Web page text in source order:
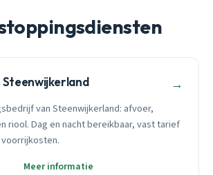
→
van Steenwijkerland: afvoer,
riool. Dag en nacht bereikbaar, vast tarief
Meer informatie